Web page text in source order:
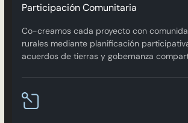
Participación Comunitaria
Co-creamos cada proyecto con
rurales mediante planificación
acuerdos de tierras y gobernanza